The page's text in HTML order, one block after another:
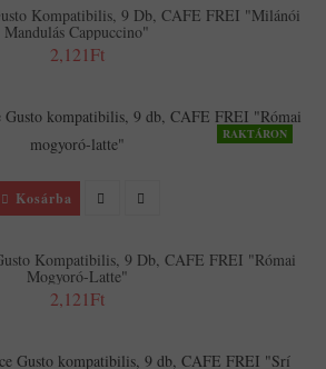
Kompatibilis, 9 Db, CAFE FREI "Milánói
Mandulás Cappuccino"
2,121Ft
RAKTÁRON
Kosárba
Kompatibilis, 9 Db, CAFE FREI "Római
Mogyoró-Latte"
2,121Ft